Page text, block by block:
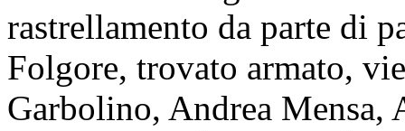
rastrellamento da parte di
Folgore, trovato armato,
Garbolino, Andrea